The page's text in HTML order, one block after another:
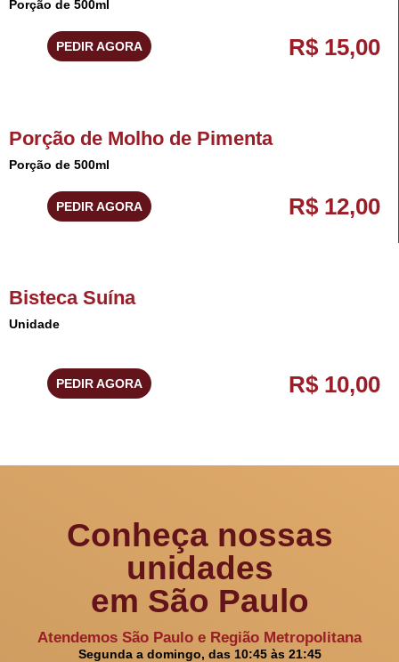
Porção de 500ml
PEDIR AGORA R$ 15,00
Porção de Molho de Pimenta
Porção de 500ml
PEDIR AGORA R$ 12,00
Bisteca Suína
Unidade
PEDIR AGORA R$ 10,00
Conheça nossas
unidades
em São Paulo
Atendemos São Paulo e Região Metropolitana
Segunda a domingo, das 10:45 às 21:45